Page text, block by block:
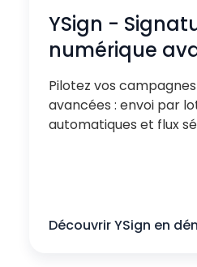
YSign -
numérique
Pilotez vos
avancées : envoi par
automatiques et flux
Découvrir YSign en